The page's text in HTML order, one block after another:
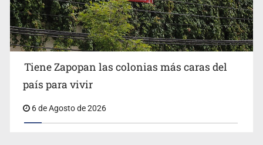
Créditos fiscales por anomalías suman 1,775 mdp
Tiene Zapopan las colonias más caras del
país para vivir
6 de Agosto de 2026